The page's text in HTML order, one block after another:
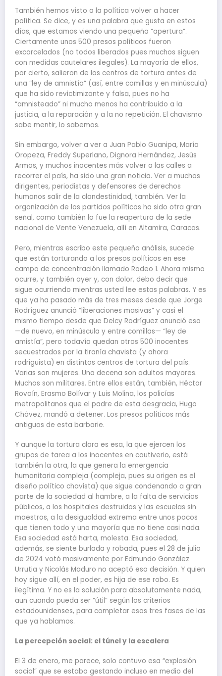
También hemos visto a la política volver a hacer
política. Se dice, y es una palabra que gusta en estos
días, que estamos viendo una pequeña “apertura”.
Ciertamente unos 500 presos políticos fueron
excarcelados (no todos liberados pues muchos siguen
con medidas cautelares ilegales). La mayoría de ellos,
por cierto, salieron de los centros de tortura antes de
una “ley de amnistía” (así, entre comillas y en minúscula)
que ha sido revictimizante y falsa, pues no ha
“amnisteado” ni mucho menos ha contribuido a la
justicia, a la reparación y a la no repetición. El chavismo
sabe mentir, lo sabemos.
Sin embargo, volver a ver a Juan Pablo Guanipa, María
Oropeza, Freddy Superlano, Dignora Hernández, Jesús
Armas, y muchos inocentes más volver a las calles a
recorrer el país, ha sido una gran noticia. Ver a muchos
dirigentes, periodistas y defensores de derechos
humanos salir de la clandestinidad, también. Ver la
organización de los partidos políticos ha sido otra gran
señal, como también lo fue la reapertura de la sede
nacional de Vente Venezuela, allí en Altamira, Caracas.
Pero, mientras escribo este pequeño análisis, sucede
que están torturando a los presos políticos en ese
campo de concentración llamado Rodeo 1. Ahora mismo
ocurre, y también ayer y, con dolor, debo decir que
sigue ocurriendo mientras usted lee estas palabras. Y es
que ya ha pasado más de tres meses desde que Jorge
Rodríguez anunció “liberaciones masivas” y casi el
mismo tiempo desde que Delcy Rodríguez anunció esa
—de nuevo, en minúscula y entre comillas— “ley de
amistía”, pero todavía quedan otros 500 inocentes
secuestrados por la tiranía chavista (y ahora
rodriguista) en distintos centros de tortura del país.
Varias son mujeres. Una decena son adultos mayores.
Muchos son militares. Entre ellos están, también, Héctor
Rovaín, Erasmo Bolívar y Luis Molina, los policías
metropolitanos que el padre de esta desgracia, Hugo
Chávez, mandó a detener. Los presos políticos más
antiguos de esta barbarie.
Y aunque la tortura clara es esa, la que ejercen los
grupos de tarea a los inocentes en cautiverio, está
también la otra, la que genera la emergencia
humanitaria compleja (compleja, pues su origen es el
diseño político chavista) que sigue condenando a gran
parte de la sociedad al hambre, a la falta de servicios
públicos, a los hospitales destruidos y las escuelas sin
maestros, a la desigualdad extrema entre unos pocos
que tienen todo y una mayoría que no tiene casi nada.
Esa sociedad está harta, molesta. Esa sociedad,
además, se siente burlada y robada, pues el 28 de julio
de 2024 votó masivamente por Edmundo González
Urrutia y Nicolás Maduro no aceptó esa decisión. Y quien
hoy sigue allí, en el poder, es hija de ese robo. Es
ilegítima. Y no es la solución para absolutamente nada,
aun cuando pueda ser “útil” según los criterios
estadounidenses, para completar esas tres fases de las
que ya hablamos.
La percepción social: el túnel y la escalera
El 3 de enero, me parece, solo contuvo esa “explosión
social” que se estaba gestando incluso en medio del